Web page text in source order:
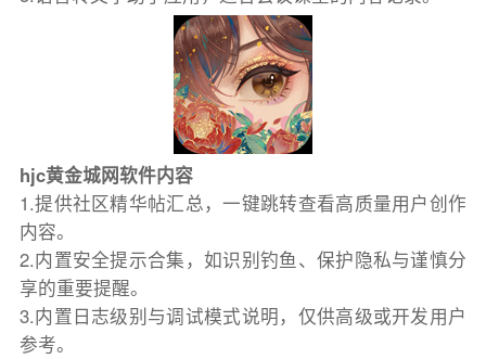
hjc黄金城网软件内容
1.提供社区精华帖汇总，一键跳转查看高质量用户创作
内容。
2.内置安全提示合集，如识别钓鱼、保护隐私与谨慎分
享的重要提醒。
3.内置日志级别与调试模式说明，仅供高级或开发用户
参考。